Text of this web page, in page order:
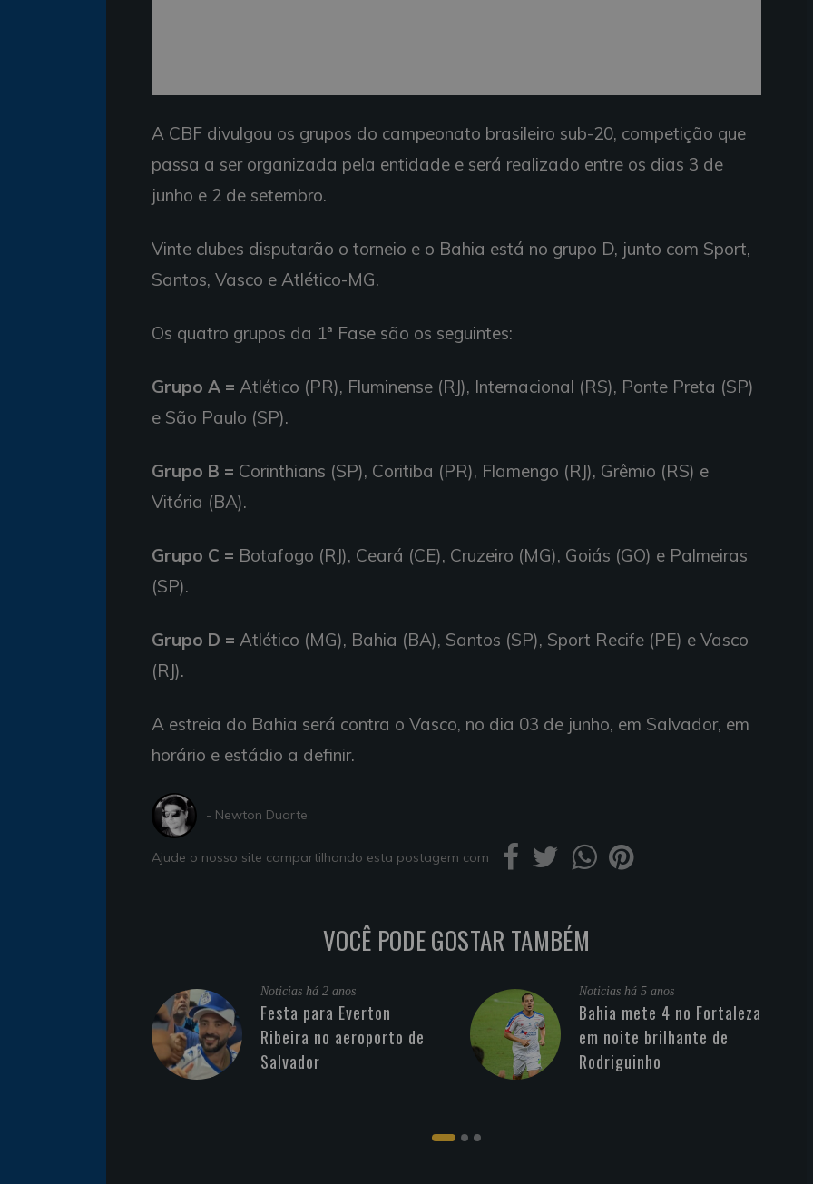
A CBF divulgou os grupos do campeonato brasileiro sub-20, competição que
passa a ser organizada pela entidade e será realizado entre os dias 3 de
junho e 2 de setembro.
Vinte clubes disputarão o torneio e o Bahia está no grupo D, junto com Sport,
Santos, Vasco e Atlético-MG.
Os quatro grupos da 1ª Fase são os seguintes:
Grupo A = Atlético (PR), Fluminense (RJ), Internacional (RS), Ponte Preta (SP)
e São Paulo (SP).
Grupo B = Corinthians (SP), Coritiba (PR), Flamengo (RJ), Grêmio (RS) e
Vitória (BA).
Grupo C = Botafogo (RJ), Ceará (CE), Cruzeiro (MG), Goiás (GO) e Palmeiras
(SP).
Grupo D = Atlético (MG), Bahia (BA), Santos (SP), Sport Recife (PE) e Vasco
(RJ).
A estreia do Bahia será contra o Vasco, no dia 03 de junho, em Salvador, em
horário e estádio a definir.
- Newton Duarte
Ajude o nosso site compartilhando esta postagem com
VOCÊ PODE GOSTAR TAMBÉM
Noticias há 2 anos
Festa para Everton
Ribeira no aeroporto de
Salvador
Noticias há 5 anos
Bahia mete 4 no Fortaleza
em noite brilhante de
Rodriguinho